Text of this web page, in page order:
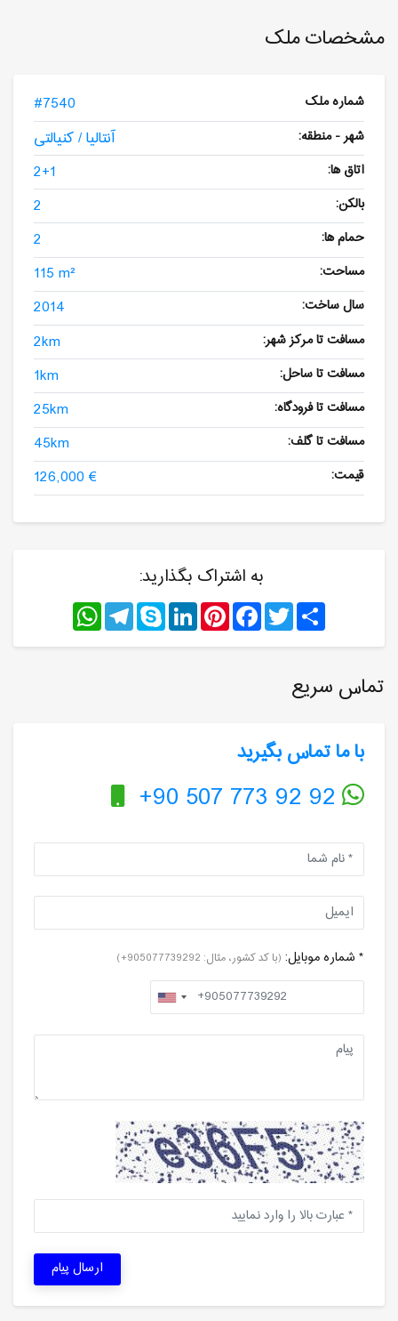
مشخصات ملک
شماره ملک #7540
شهر - منطقه: آنتالیا / کنیالتی
اتاق ها: 2+1
بالکن: 2
حمام ها: 2
مساحت: 115 m²
سال ساخت: 2014
مسافت تا مرکز شهر: 2km
مسافت تا ساحل: 1km
مسافت تا فرودگاه: 25km
مسافت تا گلف: 45km
قیمت: 126,000 €
به اشتراک بگذارید:
Share
Twitter
Facebook
Pinterest
LinkedIn
Skype
Telegram
WhatsApp
تماس سریع
با ما تماس بگیرید
+90 507 773 92 92
* شماره موبایل: (با کد کشور، مثال: 905077739292+)
ارسال پیام